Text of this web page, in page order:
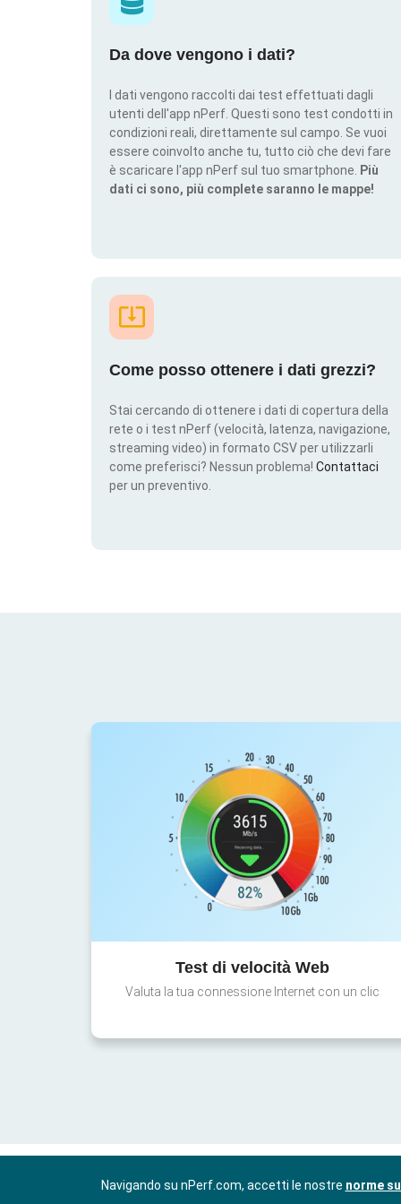
Da dove vengono i dati?
I dati vengono raccolti dai test effettuati dagli
utenti dell'app nPerf. Questi sono test condotti in
condizioni reali, direttamente sul campo. Se vuoi
essere coinvolto anche tu, tutto ciò che devi fare
è scaricare l'app nPerf sul tuo smartphone.
Più
dati ci sono, più complete saranno le mappe!
Come posso ottenere i dati grezzi?
Stai cercando di ottenere i dati di copertura della
rete o i test nPerf (velocità, latenza, navigazione,
streaming video) in formato CSV per utilizzarli
come preferisci? Nessun problema! Contattaci
per un preventivo.
Test di velocità Web
Valuta la tua connessione Internet con un clic
Navigando su nPerf.com, accetti le nostre norme